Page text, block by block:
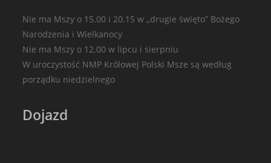
Nie ma Mszy o 15.00 i 20.15 w „drugie święto” Bożego
Narodzenia i Wielkanocy
Nie ma Mszy o 12.00 w lipcu i sierpniu
W uroczystość NMP Królowej Polski Msze są według
porządku niedzielnego
Dojazd